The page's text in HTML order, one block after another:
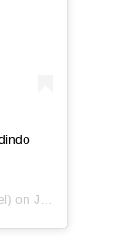
on Jul 8, 2019 at 10:43am PDT